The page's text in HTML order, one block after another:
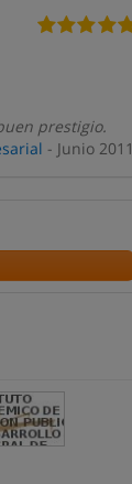
prestigio.
- Junio 2011